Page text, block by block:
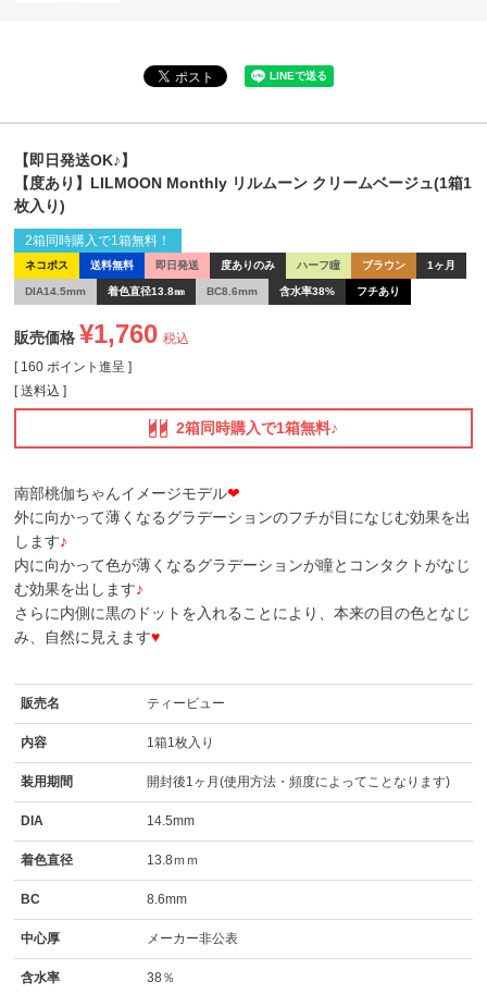
【即日発送OK♪】
【度あり】LILMOON Monthly リルムーン クリームベージュ(1箱1
枚入り)
ネコポス 送料無料 即日発送 度ありのみ ハーフ瞳 ブラウン 1ヶ月
DIA14.5mm 着色直径13.8㎜ BC8.6mm 含水率38% フチあり
2箱同時購入で1箱無料！
販売価格 ¥1,760 税込
[ 160 ポイント進呈 ]
送料込
2箱同時購入で1箱無料♪
南部桃伽ちゃんイメージモデル❤
外に向かって薄くなるグラデーションのフチが目になじむ効果を出
します♪
内に向かって色が薄くなるグラデーションが瞳とコンタクトがなじ
む効果を出します♪
さらに内側に黒のドットを入れることにより、本来の目の色となじ
み、自然に見えます♥
販売名 ティービュー
内容 1箱1枚入り
装用期間 開封後1ヶ月(使用方法・頻度によってことなります)
DIA 14.5mm
着色直径 13.8ｍｍ
BC 8.6mm
中心厚 メーカー非公表
含水率 38％